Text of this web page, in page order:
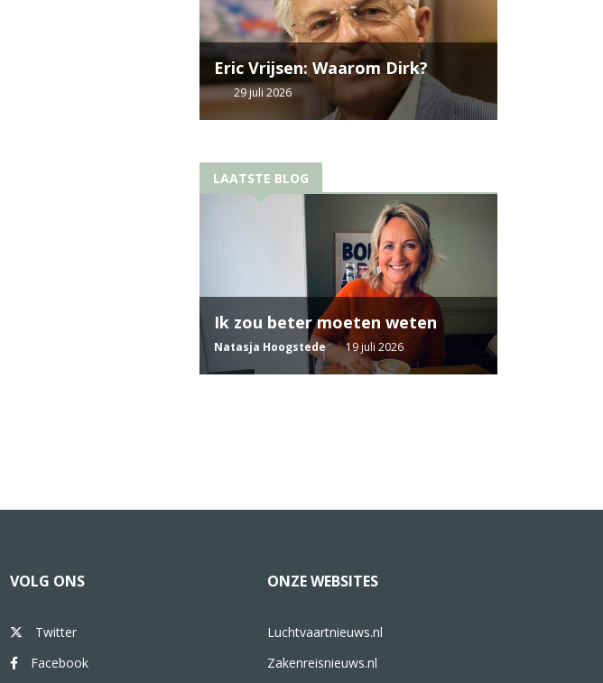
Eric Vrijsen: Waarom Dirk?
29 juli 2026
LAATSTE BLOG
Ik zou beter moeten weten
Natasja Hoogstede 19 juli 2026
VOLG ONS
Twitter
Facebook
ONZE WEBSITES
Luchtvaartnieuws.nl
Zakenreisnieuws.nl